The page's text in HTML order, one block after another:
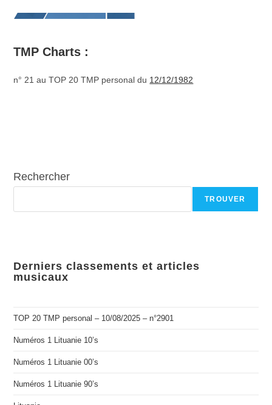
TMP Charts :
n° 21 au TOP 20 TMP personal du 12/12/1982
Rechercher
TROUVER
Derniers classements et articles
musicaux
TOP 20 TMP personal – 10/08/2025 – n°2901
Numéros 1 Lituanie 10’s
Numéros 1 Lituanie 00’s
Numéros 1 Lituanie 90’s